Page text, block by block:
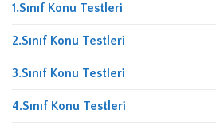
1.Sınıf Konu Testleri
2.Sınıf Konu Testleri
3.Sınıf Konu Testleri
4.Sınıf Konu Testleri